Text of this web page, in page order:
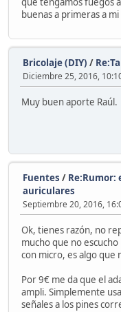
buenas a primeras a
Bricolaje (DIY) /
Diciembre 25, 2016,
Muy buen aporte Raúl.
Fuentes / Re:Rumor:
auriculares
Septiembre 20, 2016,
Ok, tienes razón, no
mucho que no
con micro, es algo que
Por 9€ me da que el
ampli. Simplemente
señales a los pines